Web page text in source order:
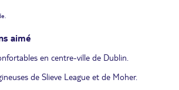
aimé
en centre-ville de Dublin.
de Slieve League et de Moher.